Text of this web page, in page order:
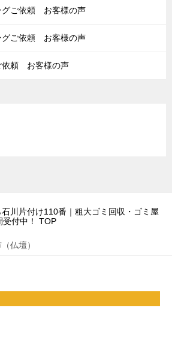
グご依頼 お客様の声
グご依頼 お客様の声
依頼 お客様の声
石川片付け110番｜粗大ゴミ回収・ゴミ屋
付中！
TOP
仏壇）